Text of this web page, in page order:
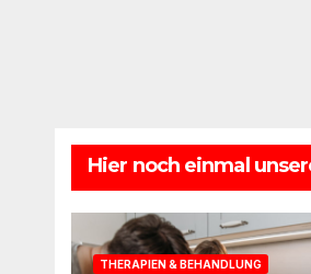
Hier noch einmal
THERAPIEN & BEHANDLUNG